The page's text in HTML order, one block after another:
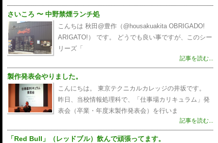
さいころ 〜 中野禁煙ランチ処
こんちは 秋田@豊作（@housakuakita‎ OBRIGADO!
ARIGATO!） です。 どうでも良い事ですが、このシー
リーズ「
記事を読む...
製作発表会やりました。
こんにちは。 東京テクニカルカレッジの井坂です。
昨日、当校情報処理科で、「仕事場カリキュラム」発
表会（卒業・年度末製作発表会）を行いま
記事を読む...
「Red Bull」（レッドブル）飲んで頑張ってます。